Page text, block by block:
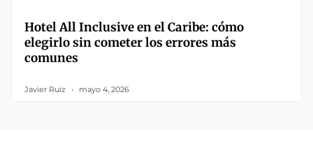
Hotel All Inclusive en el Caribe: cómo
elegirlo sin cometer los errores más
comunes
Javier Ruiz mayo 4, 2026